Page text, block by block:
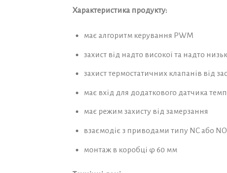
Характеристика продукту:
має алгоритм керування PWM
захист від надто високої та надто
захист термостатичних клапанів від
має вхід для додаткового датчика
має режим захисту від замерзання
взаємодіє з приводами типу NC або NO
монтаж в коробці φ 60 мм